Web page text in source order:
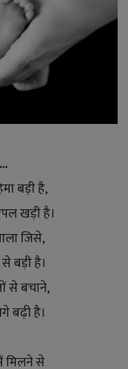
बड़ी है,
खड़ी है।
जिसे,
बड़ी है।
से बचाने,
है।
मिलने से